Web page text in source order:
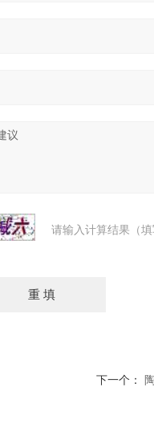
请输入计算结果（
下一个：